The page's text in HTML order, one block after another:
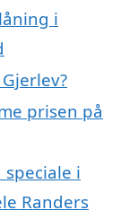
i
prisen på
i
Randers